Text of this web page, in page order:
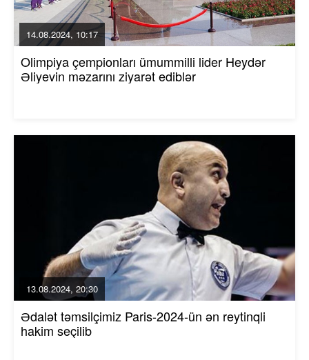
14.08.2024, 10:17
Olimpiya çempionları ümummilli lider Heydər
Əliyevin məzarını ziyarət ediblər
13.08.2024, 20:30
Ədalət təmsilçimiz Paris-2024-ün ən reytinqli
hakim seçilib